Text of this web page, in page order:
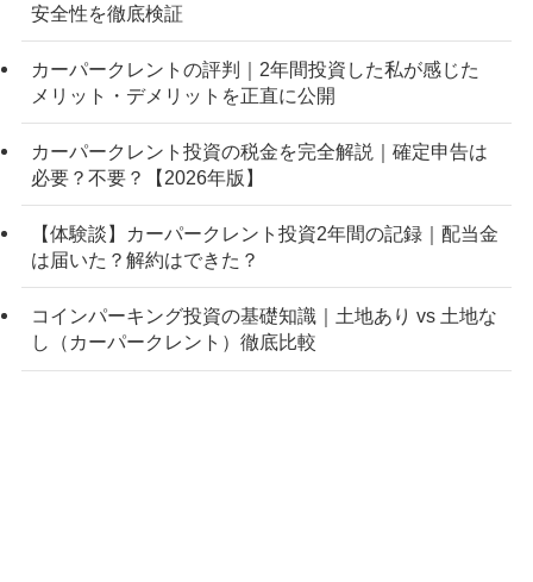
安全性を徹底検証
カーパークレントの評判｜2年間投資した私が感じた
メリット・デメリットを正直に公開
カーパークレント投資の税金を完全解説｜確定申告は
必要？不要？【2026年版】
【体験談】カーパークレント投資2年間の記録｜配当金
は届いた？解約はできた？
コインパーキング投資の基礎知識｜土地あり vs 土地な
し（カーパークレント）徹底比較